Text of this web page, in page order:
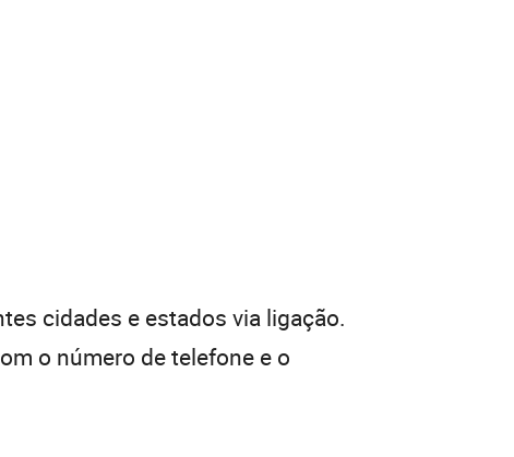
cidades e estados via ligação.
o número de telefone e o